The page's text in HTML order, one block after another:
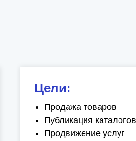
Цели:
Продажа товаров
Публикация каталогов
Продвижение услуг